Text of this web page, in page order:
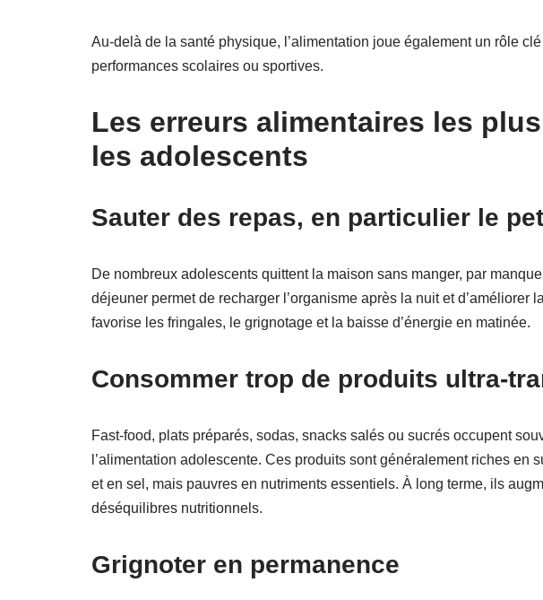
Au-delà de la santé physique, l’alimentation joue également un rôle
performances scolaires ou sportives.
Les erreurs alimentaires les
les adolescents
Sauter des repas, en particulier le
De nombreux adolescents quittent la maison sans manger, par
déjeuner permet de recharger l’organisme après la nuit et d’améliorer
favorise les fringales, le grignotage et la baisse d’énergie en matinée.
Consommer trop de produits ultra-
Fast-food, plats préparés, sodas, snacks salés ou sucrés occupent
l’alimentation adolescente. Ces produits sont généralement riches en
et en sel, mais pauvres en nutriments essentiels. À long terme, ils
déséquilibres nutritionnels.
Grignoter en permanence